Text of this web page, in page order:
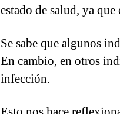
estado de salud, ya
Se sabe que algunos
En cambio, en otros
infección.